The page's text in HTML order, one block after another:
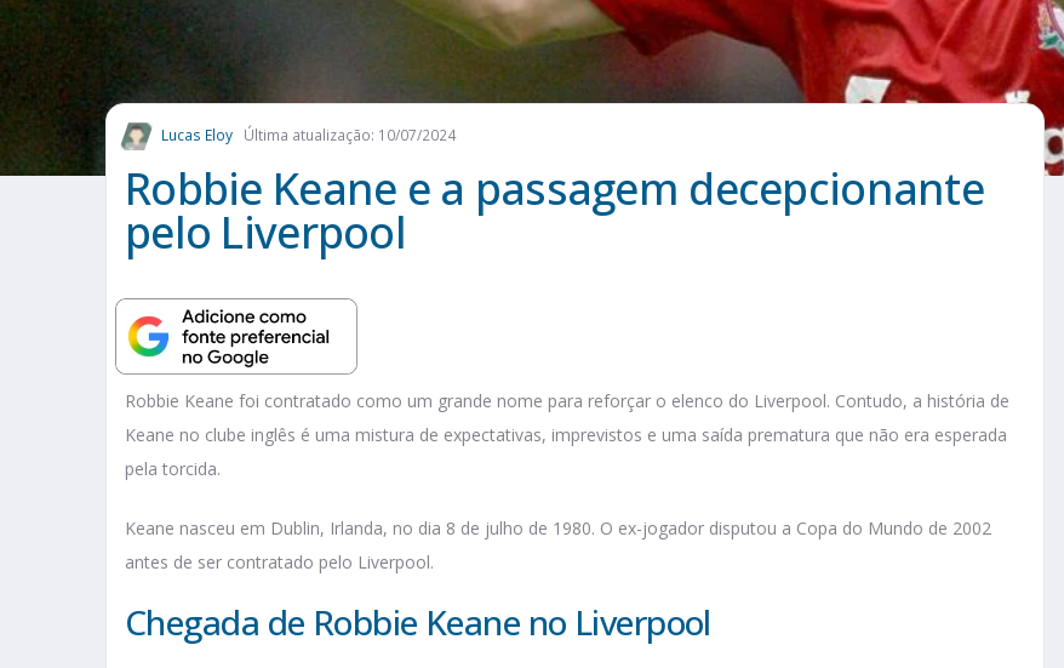
Lucas Eloy Última atualização: 10/07/2024
Robbie Keane e a passagem decepcionante
pelo Liverpool
Robbie Keane foi contratado como um grande nome para reforçar o elenco do Liverpool. Contudo, a história de
Keane no clube inglês é uma mistura de expectativas, imprevistos e uma saída prematura que não era esperada
pela torcida.
Keane nasceu em Dublin, Irlanda, no dia 8 de julho de 1980. O ex-jogador disputou a Copa do Mundo de 2002
antes de ser contratado pelo Liverpool.
Chegada de Robbie Keane no Liverpool